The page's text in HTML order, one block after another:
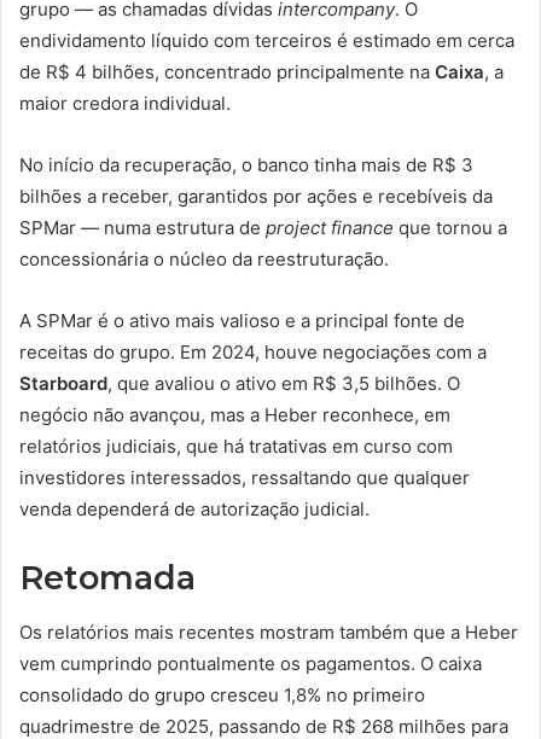
grupo — as chamadas dívidas intercompany. O
endividamento líquido com terceiros é estimado em cerca
de R$ 4 bilhões, concentrado principalmente na Caixa, a
maior credora individual.
No início da recuperação, o banco tinha mais de R$ 3
bilhões a receber, garantidos por ações e recebíveis da
SPMar — numa estrutura de project finance que tornou a
concessionária o núcleo da reestruturação.
A SPMar é o ativo mais valioso e a principal fonte de
receitas do grupo. Em 2024, houve negociações com a
Starboard, que avaliou o ativo em R$ 3,5 bilhões. O
negócio não avançou, mas a Heber reconhece, em
relatórios judiciais, que há tratativas em curso com
investidores interessados, ressaltando que qualquer
venda dependerá de autorização judicial.
Retomada
Os relatórios mais recentes mostram também que a Heber
vem cumprindo pontualmente os pagamentos. O caixa
consolidado do grupo cresceu 1,8% no primeiro
quadrimestre de 2025, passando de R$ 268 milhões para